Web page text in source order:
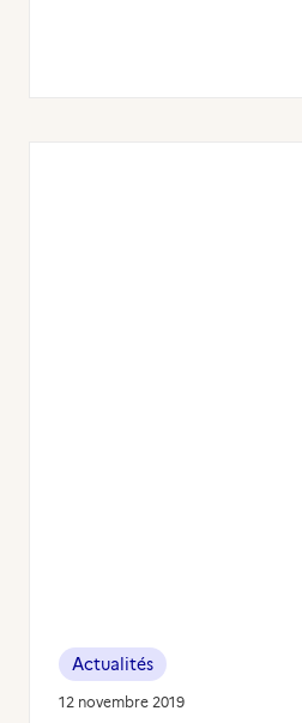
Actualités
12 novembre 2019